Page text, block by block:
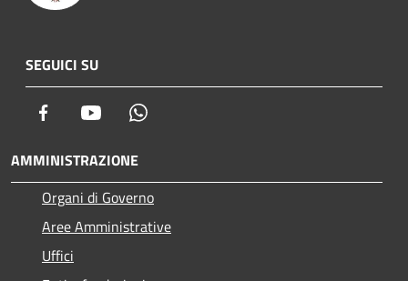
SEGUICI SU
Facebook Youtube
AMMINISTRAZIONE
Organi di Governo
Aree Amministrative
Uffici